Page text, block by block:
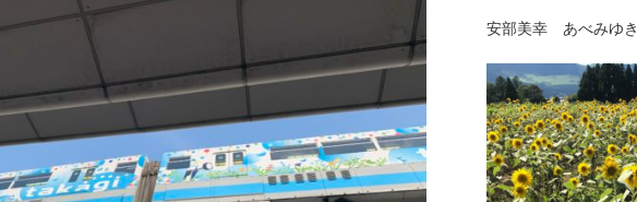
安部美幸 あべみゆき